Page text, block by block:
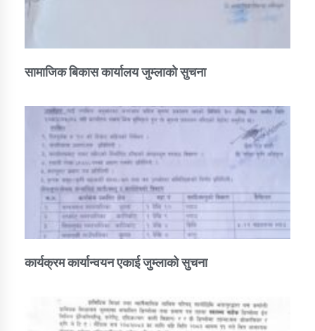
सामाजिक बिकास कार्यालय जुम्लाकाे सुचना
कार्यक्रम कार्यान्वयन एकाई जुम्लाको सुचना